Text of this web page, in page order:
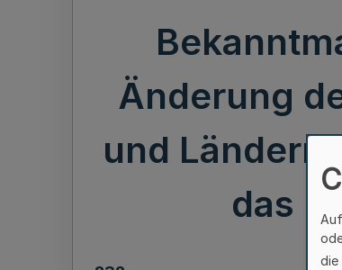
Änderung
und Ländern
das
die